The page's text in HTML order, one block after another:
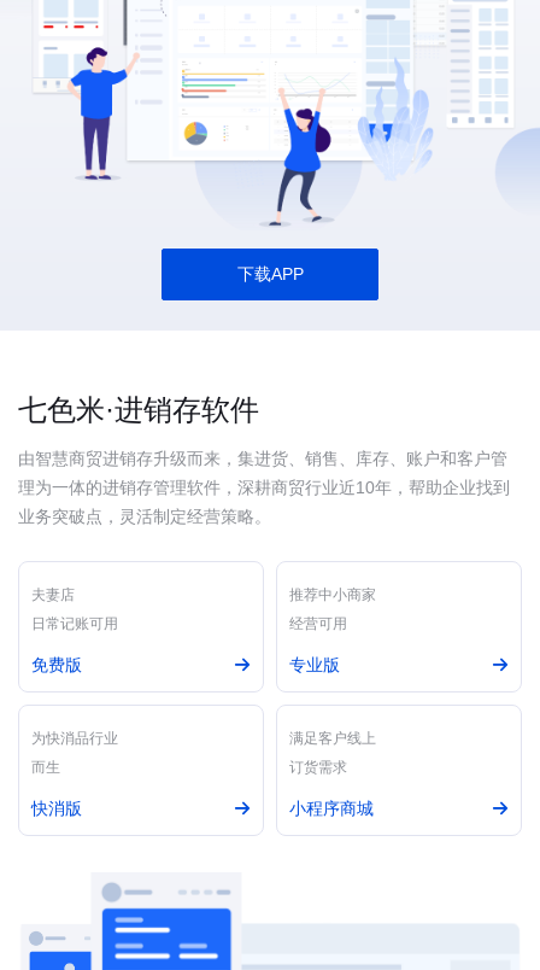
下载APP
七色米·进销存软件
由智慧商贸进销存升级而来，集进货、销售、库存、账户和客户管
理为一体的进销存管理软件，深耕商贸行业近10年，帮助企业找到
业务突破点，灵活制定经营策略。
夫妻店
日常记账可用
免费版
推荐中小商家
经营可用
专业版
为快消品行业
而生
快消版
满足客户线上
订货需求
小程序商城